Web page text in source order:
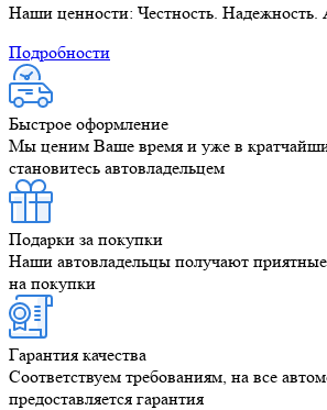
Наши ценности: Честность. Надежность.
Подробности
Быстрое оформление
Мы ценим Ваше время и уже в
становитесь автовладельцем
Подарки за покупки
Наши автовладельцы получают
на покупки
Гарантия качества
Соответствуем требованиям, на все
предоставляется гарантия